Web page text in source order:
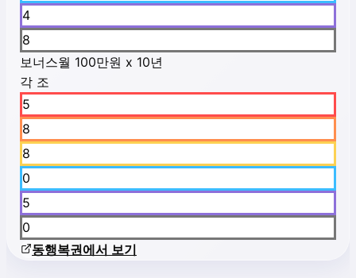
4
8
보너스월 100만원 x 10년
각 조
5
8
8
0
5
0
동행복권에서 보기